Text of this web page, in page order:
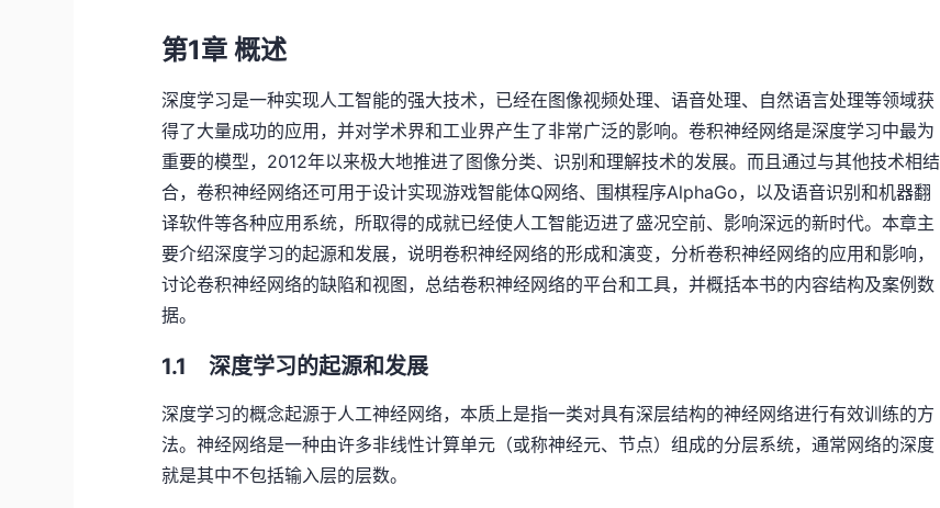
第1章 概述
深度学习是一种实现人工智能的强大技术，已经在图像视频处理、语音处理、自然语言处理等领域获
得了大量成功的应用，并对学术界和工业界产生了非常广泛的影响。卷积神经网络是深度学习中最为
重要的模型，2012年以来极大地推进了图像分类、识别和理解技术的发展。而且通过与其他技术相结
合，卷积神经网络还可用于设计实现游戏智能体Q网络、围棋程序AlphaGo，以及语音识别和机器翻
译软件等各种应用系统，所取得的成就已经使人工智能迈进了盛况空前、影响深远的新时代。本章主
要介绍深度学习的起源和发展，说明卷积神经网络的形成和演变，分析卷积神经网络的应用和影响，
讨论卷积神经网络的缺陷和视图，总结卷积神经网络的平台和工具，并概括本书的内容结构及案例数
据。
1.1 深度学习的起源和发展
深度学习的概念起源于人工神经网络，本质上是指一类对具有深层结构的神经网络进行有效训练的方
法。神经网络是一种由许多非线性计算单元（或称神经元、节点）组成的分层系统，通常网络的深度
就是其中不包括输入层的层数。